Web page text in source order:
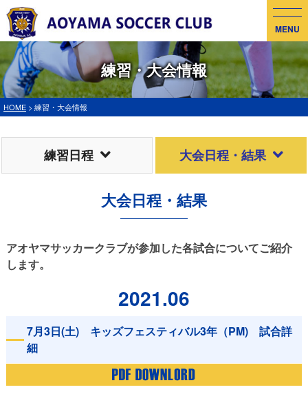
MENU
練習・大会情報
HOME > 練習・大会情報
練習日程 大会日程・結果
大会日程・結果
アオヤマサッカークラブが参加した各試合についてご紹介
します。
2021.06
7月3日(土) キッズフェスティバル3年（PM) 試合詳
細